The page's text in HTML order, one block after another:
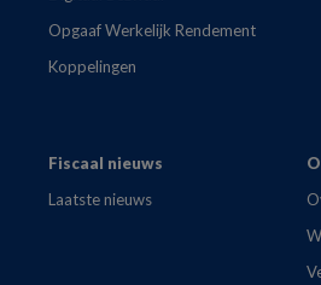
Opgaaf Werkelijk Rendement
Koppelingen
Fiscaal nieuws
Laatste nieuws